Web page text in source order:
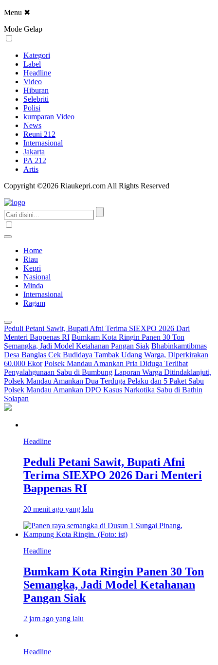
Menu ✖
Mode Gelap
Kategori
Label
Headline
Video
Hiburan
Selebriti
Polisi
kumparan Video
News
Reuni 212
Internasional
Jakarta
PA 212
Artis
Copyright ©2026 Riaukepri.com All Rights Reserved
Home
Riau
Kepri
Nasional
Minda
Internasional
Ragam
Peduli Petani Sawit, Bupati Afni Terima SIEXPO 2026 Dari
Menteri Bappenas RI Bumkam Kota Ringin Panen 30 Ton
Semangka, Jadi Model Ketahanan Pangan Siak Bhabinkamtibmas
Desa Banglas Cek Budidaya Tambak Udang Warga, Diperkirakan
60.000 Ekor Polsek Mandau Amankan Pria Diduga Terlibat
Penyalahgunaan Sabu di Bumbung Laporan Warga Ditindaklanjuti,
Polsek Mandau Amankan Dua Terduga Pelaku dan 5 Paket Sabu
Polsek Mandau Amankan DPO Kasus Narkotika Sabu di Bathin
Solapan
Headline
Peduli Petani Sawit, Bupati Afni
Terima SIEXPO 2026 Dari Menteri
Bappenas RI
20 menit ago yang lalu
Headline
Bumkam Kota Ringin Panen 30 Ton
Semangka, Jadi Model Ketahanan
Pangan Siak
2 jam ago yang lalu
Headline